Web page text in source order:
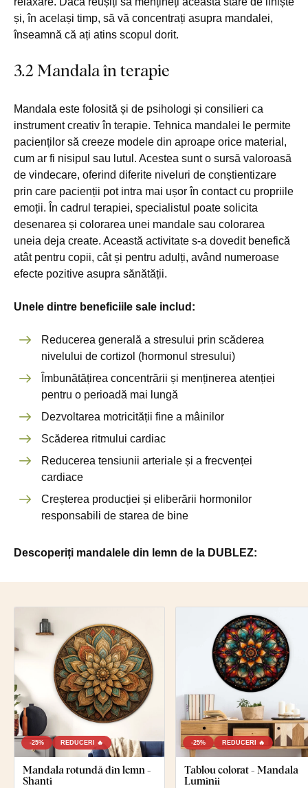
și, în același timp, să vă concentrați asupra mandalei,
înseamnă că ați atins scopul dorit.
3.2 Mandala în terapie
Mandala este folosită și de psihologi și consilieri ca
instrument creativ în terapie. Tehnica mandalei le permite
pacienților să creeze modele din aproape orice material,
cum ar fi nisipul sau lutul. Acestea sunt o sursă valoroasă
de vindecare, oferind diferite niveluri de conștientizare
prin care pacienții pot intra mai ușor în contact cu propriile
emoții. În cadrul terapiei, specialistul poate solicita
desenarea și colorarea unei mandale sau colorarea
uneia deja create. Această activitate s-a dovedit benefică
atât pentru copii, cât și pentru adulți, având numeroase
efecte pozitive asupra sănătății.
Unele dintre beneficiile sale includ:
Reducerea generală a stresului prin scăderea
nivelului de cortizol (hormonul stresului)
Îmbunătățirea concentrării și menținerea atenției
pentru o perioadă mai lungă
Dezvoltarea motricității fine a mâinilor
Scăderea ritmului cardiac
Reducerea tensiunii arteriale și a frecvenței
cardiace
Creșterea producției și eliberării hormonilor
responsabili de starea de bine
Descoperiți mandalele din lemn de la DUBLEZ:
-25% REDUCERI 🔥
Mandala rotundă din lemn -
Shanti
-25% REDUCERI 🔥
Tablou colorat - Mandala
Luminii